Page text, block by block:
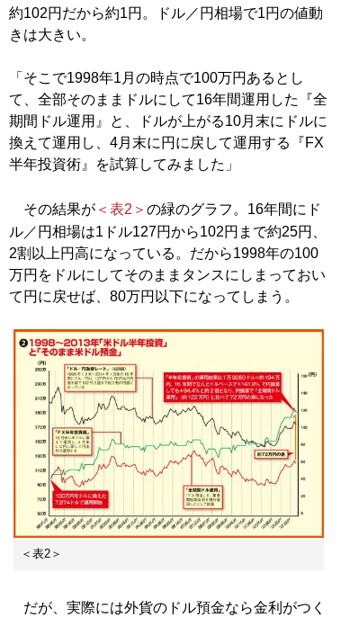
約102円だから約1円。ドル／円相場で1円の値動
きは大きい。
「そこで1998年1月の時点で100万円あるとし
て、全部そのままドルにして16年間運用した『全
期間ドル運用』と、ドルが上がる10月末にドルに
換えて運用し、4月末に円に戻して運用する『FX
半年投資術』を試算してみました」
その結果が ＜表2＞ の緑のグラフ。16年間にド
ル／円相場は1ドル127円から102円まで約25円、
2割以上円高になっている。だから1998年の100
万円をドルにしてそのままタンスにしまっておい
て円に戻せば、80万円以下になってしまう。
＜表2＞
だが、実際には外貨のドル預金なら金利がつく